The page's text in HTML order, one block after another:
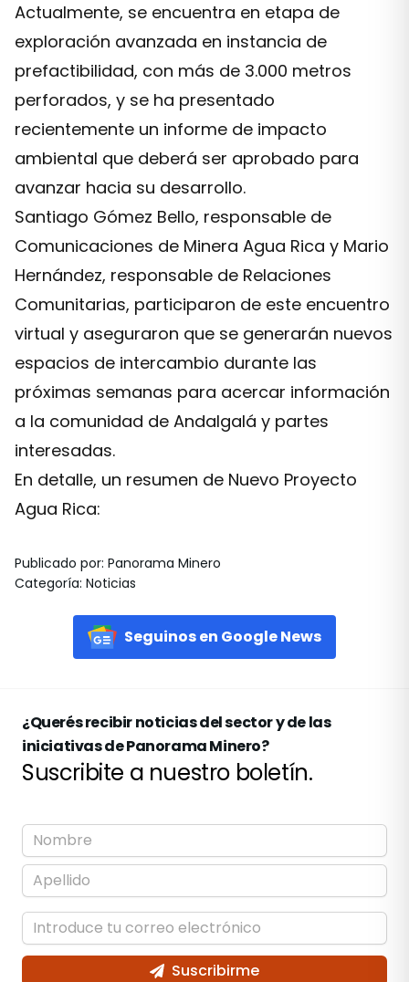
Actualmente, se encuentra en etapa de
exploración avanzada en instancia de
prefactibilidad, con más de 3.000 metros
perforados, y se ha presentado
recientemente un informe de impacto
ambiental que deberá ser aprobado para
avanzar hacia su desarrollo.
Santiago Gómez Bello, responsable de
Comunicaciones de Minera Agua Rica y Mario
Hernández, responsable de Relaciones
Comunitarias, participaron de este encuentro
virtual y aseguraron que se generarán nuevos
espacios de intercambio durante las
próximas semanas para acercar información
a la comunidad de Andalgalá y partes
interesadas.
En detalle, un resumen de Nuevo Proyecto
Agua Rica:
Publicado por: Panorama Minero
Categoría: Noticias
Seguinos en Google News
¿Querés recibir noticias del sector y de las
iniciativas de Panorama Minero?
Suscribite a nuestro boletín.
Suscribirme